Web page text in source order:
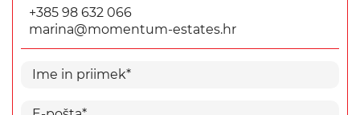
+385 98 632 066
marina@momentum-estates.hr